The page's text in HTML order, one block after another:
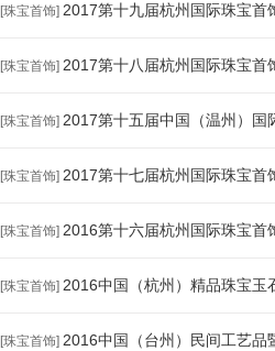
[珠宝首饰] 2017第十九届杭州国际珠宝首
[珠宝首饰] 2017第十八届杭州国际珠宝首
[珠宝首饰] 2017第十五届中国（温州）国
[珠宝首饰] 2017第十七届杭州国际珠宝首
[珠宝首饰] 2016第十六届杭州国际珠宝首
[珠宝首饰] 2016中国（杭州）精品珠宝玉
[珠宝首饰] 2016中国（台州）民间工艺品